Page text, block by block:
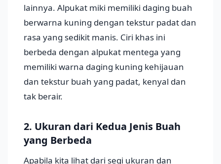
lainnya. Alpukat miki memiliki daging buah
berwarna kuning dengan tekstur padat dan
rasa yang sedikit manis. Ciri khas ini
berbeda dengan alpukat mentega yang
memiliki warna daging kuning kehijauan
dan tekstur buah yang padat, kenyal dan
tak berair.
2. Ukuran dari Kedua Jenis Buah
yang Berbeda
Apabila kita lihat dari segi ukuran dan